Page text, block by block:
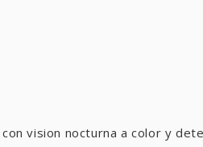
vision nocturna a color y